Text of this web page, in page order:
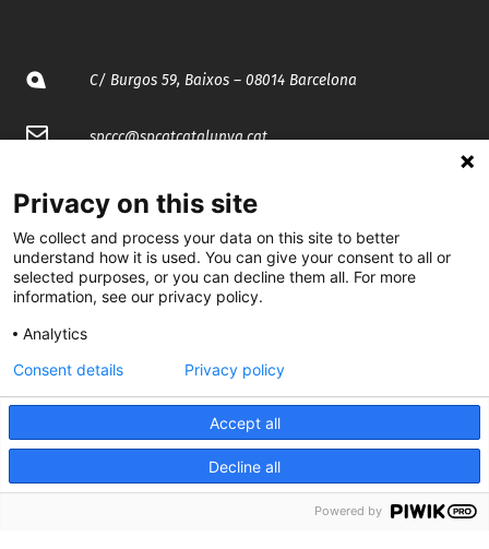
C/ Burgos 59, Baixos – 08014 Barcelona
spccc@spcgtcatalunya.cat
@CGTCatalunya
cgtcatalunya
CGTCatalunya
cgtcatalunya
Desenvolupat per
Privacy on this site
We collect and process your data on this site to better
understand how it is used. You can give your consent to all or
selected purposes, or you can decline them all. For more
information, see our privacy policy.
Analytics
Accept all
Decline all
Consent details Privacy policy
Powered by